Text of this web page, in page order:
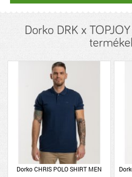
Dorko DRK x
Dorko CHRIS POLO SHIRT MEN